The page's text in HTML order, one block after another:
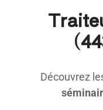
Découvrez